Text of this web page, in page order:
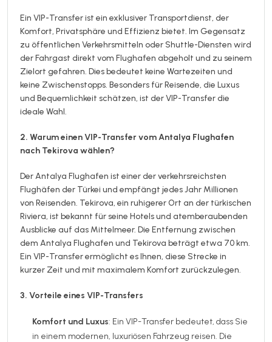
Ein VIP-Transfer ist ein exklusiver Transportdienst, der
Komfort, Privatsphäre und Effizienz bietet. Im Gegensatz
zu öffentlichen Verkehrsmitteln oder Shuttle-Diensten wird
der Fahrgast direkt vom Flughafen abgeholt und zu seinem
Zielort gefahren. Dies bedeutet keine Wartezeiten und
keine Zwischenstopps. Besonders für Reisende, die Luxus
und Bequemlichkeit schätzen, ist der VIP-Transfer die
ideale Wahl.
2. Warum einen VIP-Transfer vom Antalya Flughafen
nach Tekirova wählen?
Der Antalya Flughafen ist einer der verkehrsreichsten
Flughäfen der Türkei und empfängt jedes Jahr Millionen
von Reisenden. Tekirova, ein ruhigerer Ort an der türkischen
Riviera, ist bekannt für seine Hotels und atemberaubenden
Ausblicke auf das Mittelmeer. Die Entfernung zwischen
dem Antalya Flughafen und Tekirova beträgt etwa 70 km.
Ein VIP-Transfer ermöglicht es Ihnen, diese Strecke in
kurzer Zeit und mit maximalem Komfort zurückzulegen.
3. Vorteile eines VIP-Transfers
Komfort und Luxus: Ein VIP-Transfer bedeutet, dass Sie
in einem modernen, luxuriösen Fahrzeug reisen. Die